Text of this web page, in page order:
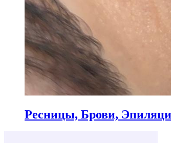
Ресницы, Брови,